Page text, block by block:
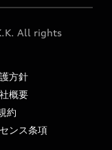
All rights
方針
概要
約
ンス条項